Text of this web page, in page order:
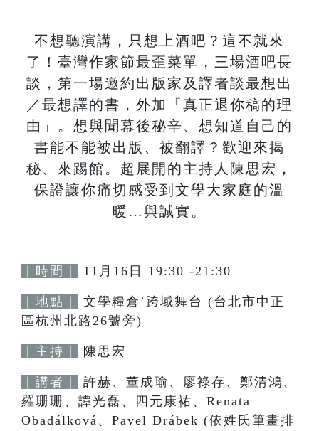
不想聽演講，只想上酒吧？這不就來
了！臺灣作家節最歪菜單，三場酒吧長
談，第一場邀約出版家及譯者談最想出
／最想譯的書，外加「真正退你稿的理
由」。想與聞幕後秘辛、想知道自己的
書能不能被出版、被翻譯？歡迎來揭
秘、來踢館。超展開的主持人陳思宏，
保證讓你痛切感受到文學大家庭的溫
暖…與誠實。
｜時間｜ 11月16日 19:30 -21:30
｜地點｜
文學糧倉˙跨域舞台 (台北市中正
區杭州北路26號旁)
｜主持｜ 陳思宏
｜講者｜
許赫、董成瑜、廖祿存、鄭清鴻、
羅珊珊、譚光磊、四元康祐、Renata
Obadálková、Pavel Drábek (依姓氏筆畫排